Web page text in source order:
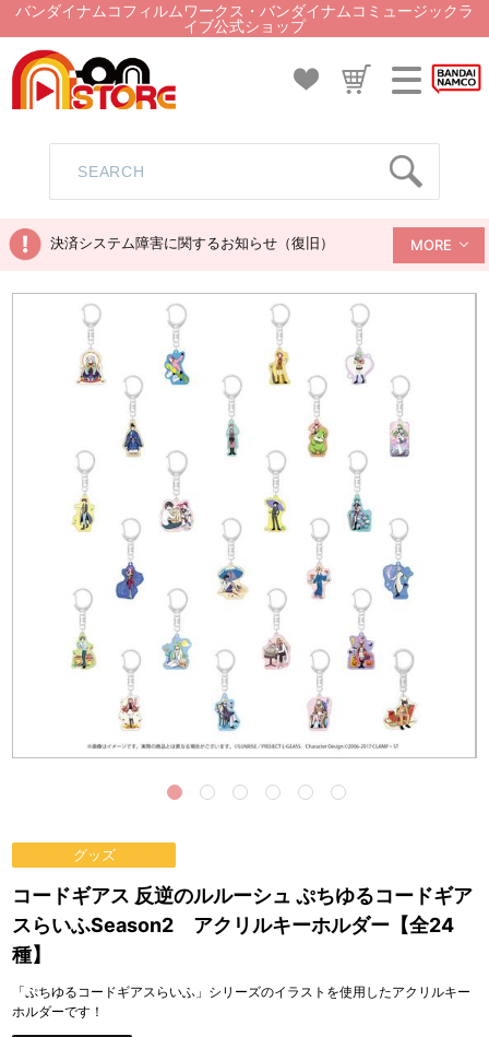
バンダイナムコフィルムワークス・バンダイナムコミュージックラ
イブ公式ショップ
決済システム障害に関するお知らせ（復旧） MORE
グッズ
コードギアス 反逆のルルーシュ ぷちゆるコードギア
スらいふSeason2 アクリルキーホルダー【全24
種】
「ぷちゆるコードギアスらいふ」シリーズのイラストを使用したアクリルキー
ホルダーです！